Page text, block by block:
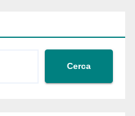
Cerca